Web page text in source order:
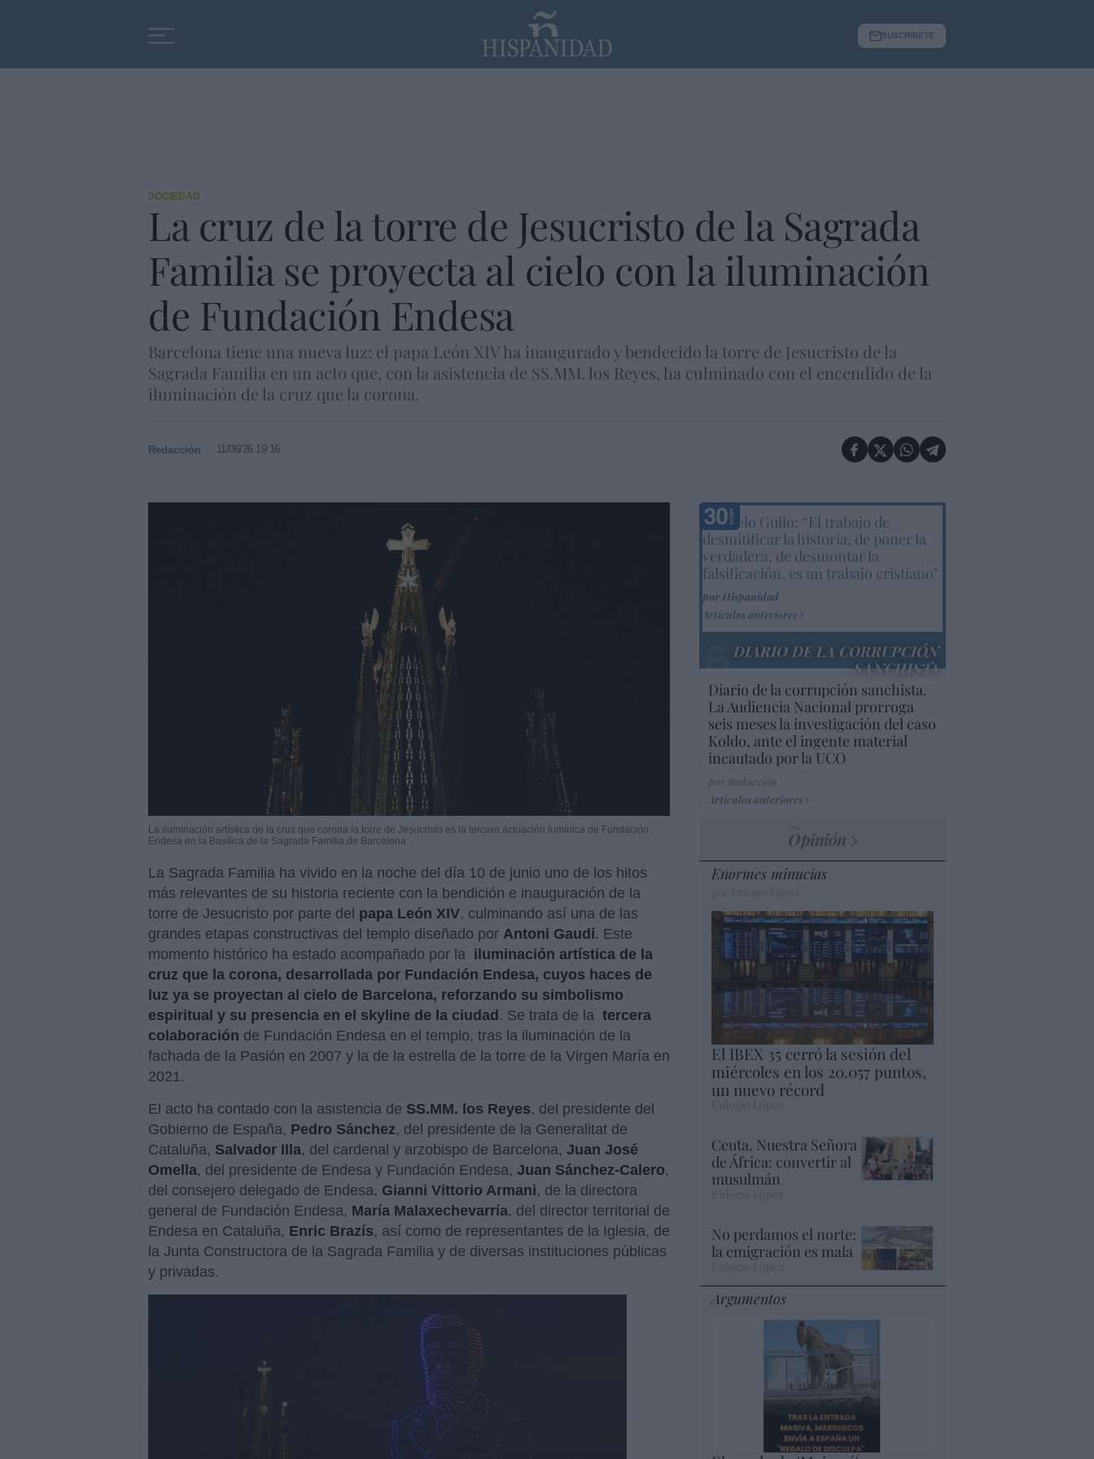
SUSCRÍBETE
SOCIEDAD
La cruz de la torre de Jesucristo de la Sagrada
Familia se proyecta al cielo con la iluminación
de Fundación Endesa
Barcelona tiene una nueva luz: el papa León XIV ha inaugurado y bendecido la torre de Jesucristo de la
Sagrada Familia en un acto que, con la asistencia de SS.MM. los Reyes, ha culminado con el encendido de la
iluminación de la cruz que la corona.
Redacción 11/06/26 19:16
La iluminación artística de la cruz que corona la torre de Jesucristo es la tercera actuación lumínica de Fundación
Endesa en la Basílica de la Sagrada Familia de Barcelona
La Sagrada Familia ha vivido en la noche del día 10 de junio uno de los hitos
más relevantes de su historia reciente con la bendición e inauguración de la
torre de Jesucristo por parte del papa León XIV, culminando así una de las
grandes etapas constructivas del templo diseñado por Antoni Gaudí. Este
momento histórico ha estado acompañado por la iluminación artística de la
cruz que la corona, desarrollada por Fundación Endesa, cuyos haces de
luz ya se proyectan al cielo de Barcelona, reforzando su simbolismo
espiritual y su presencia en el skyline de la ciudad. Se trata de la tercera
colaboración de Fundación Endesa en el templo, tras la iluminación de la
fachada de la Pasión en 2007 y la de la estrella de la torre de la Virgen María en
2021.
El acto ha contado con la asistencia de SS.MM. los Reyes, del presidente del
Gobierno de España, Pedro Sánchez, del presidente de la Generalitat de
Cataluña, Salvador Illa, del cardenal y arzobispo de Barcelona, Juan José
Omella, del presidente de Endesa y Fundación Endesa, Juan Sánchez-Calero,
del consejero delegado de Endesa, Gianni Vittorio Armani, de la directora
general de Fundación Endesa, María Malaxechevarría, del director territorial de
Endesa en Cataluña, Enric Brazís, así como de representantes de la Iglesia, de
la Junta Constructora de la Sagrada Familia y de diversas instituciones públicas
y privadas.
Marcelo Gullo: “El trabajo de
desmitificar la historia, de poner la
verdadera, de desmontar la
falsificación, es un trabajo cristiano"
por Hispanidad
Artículos anteriores
DIARIO DE LA CORRUPCIÓN
SANCHISTA
Diario de la corrupción sanchista.
La Audiencia Nacional prorroga
seis meses la investigación del caso
Koldo, ante el ingente material
incautado por la UCO
Artículos anteriores
Opinión
Enormes minucias
El IBEX 35 cerró la sesión del
miércoles en los 20.057 puntos,
un nuevo récord
Ceuta. Nuestra Señora
de África: convertir al
musulmán
No perdamos el norte:
la emigración es mala
Argumentos